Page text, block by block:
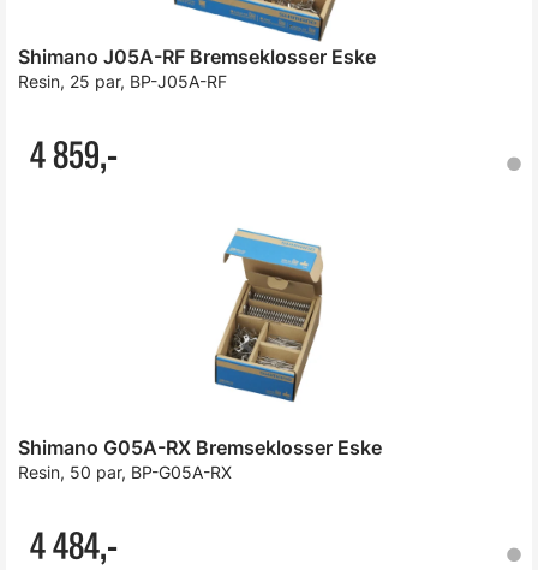
Shimano J05A-RF Bremseklosser Eske
Resin, 25 par, BP-J05A-RF
4 859,-
Shimano G05A-RX Bremseklosser Eske
Resin, 50 par, BP-G05A-RX
4 484,-